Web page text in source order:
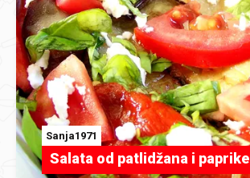
Sanja1971
Salata od patlidžana i paprike